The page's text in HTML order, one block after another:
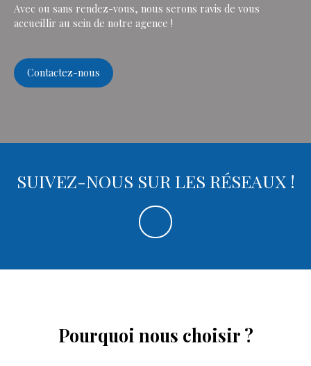
Avec ou sans rendez-vous, nous serons ravis de vous
accueillir au sein de notre agence !
Contactez-nous
SUIVEZ-NOUS SUR LES RÉSEAUX !
Pourquoi nous choisir ?